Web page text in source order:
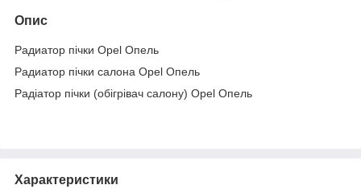
Опис
Радиатор пічки Opel Опель
Радиатор пічки салона Opel Опель
Радіатор пічки (обігрівач салону) Opel Опель
Характеристики